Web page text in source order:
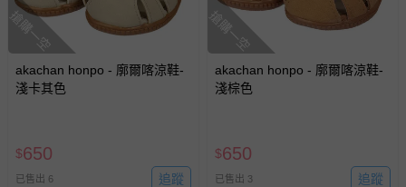
搶購一空
akachan honpo - 廓爾喀涼鞋-
淺卡其色
$650
已售出 6 追蹤
搶購一空
akachan honpo - 廓爾喀涼鞋-
淺棕色
$650
已售出 3 追蹤